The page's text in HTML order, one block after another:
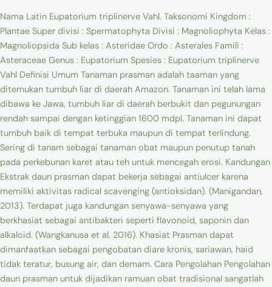
Nama Latin Eupatorium triplinerve Vahl. Taksonomi Kingdom :
Plantae Super divisi : Spermatophyta Divisi : Magnoliophyta Kelas :
Magnoliopsida Sub kelas : Asteridae Ordo : Asterales Famili :
Asteraceae Genus : Eupatorium Spesies : Eupatorium triplinerve
Vahl Definisi Umum Tanaman prasman adalah taaman yang
ditemukan tumbuh liar di daerah Amazon. Tanaman ini telah lama
dibawa ke Jawa, tumbuh liar di daerah berbukit dan pegunungan
rendah sampai dengan ketinggian 1600 mdpl. Tanaman ini dapat
tumbuh baik di tempat terbuka maupun di tempat terlindung.
Sering di tanam sebagai tanaman obat maupun penutup tanah
pada perkebunan karet atau teh untuk mencegah erosi. Kandungan
Ekstrak daun prasman dapat bekerja sebagai antiulcer karena
memiliki aktivitas radical scavenging (antioksidan). (Manigandan,
2013). Terdapat juga kandungan senyawa-senyawa yang
berkhasiat sebagai antibakteri seperti flavonoid, saponin dan
alkaloid. (Wangkanusa et al, 2016). Khasiat Prasman dapat
dimanfaatkan sebagai pengobatan diare kronis, sariawan, haid
tidak teratur, busung air, dan demam. Cara Pengolahan Pengolahan
daun prasman untuk dijadikan ramuan obat tradisional sangatlah